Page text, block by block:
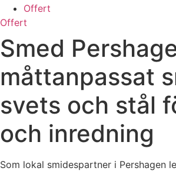
Offert
Offert
Smed
måttanpassat
svets och stål
och inredning
Som lokal smidespartner i Pershagen